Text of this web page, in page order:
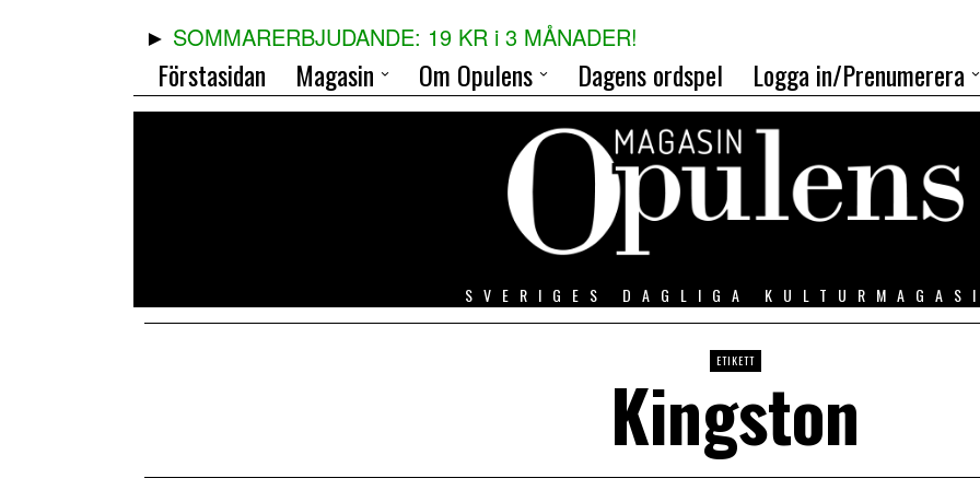
SOMMARERBJUDANDE: 19 KR i 3 MÅNADER!
Förstasidan Magasin Om Opulens Dagens ordspel Logga in/Prenumerera
SVERIGES DAGLIGA
ETIKETT
Kingston